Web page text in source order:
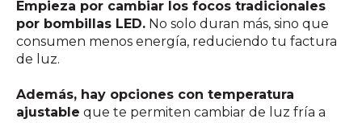
Empieza por cambiar los focos tradicionales
por bombillas LED. No solo duran más, sino que
consumen menos energía, reduciendo tu factura
de luz.
Además, hay opciones con temperatura
ajustable que te permiten cambiar de luz fría a